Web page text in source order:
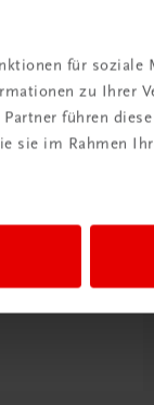
für soziale
zu Ihrer
führen
sie im Rahmen
und